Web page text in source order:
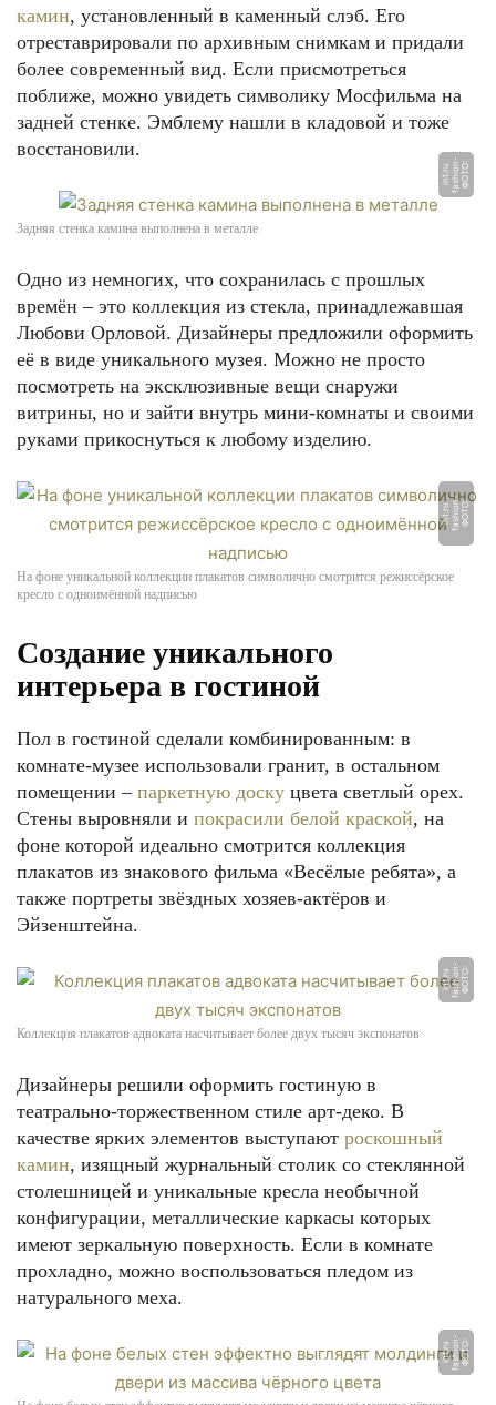
камин, установленный в каменный слэб. Его
отреставрировали по архивным снимкам и придали
более современный вид. Если присмотреться
поближе, можно увидеть символику Мосфильма на
задней стенке. Эмблему нашли в кладовой и тоже
восстановили.
Ф
О
Т
О:
f
a
s
hi
o
n
-i
n
t.
r
u
Задняя стенка камина выполнена в металле
Одно из немногих, что сохранилась с прошлых
времён – это коллекция из стекла, принадлежавшая
Любови Орловой. Дизайнеры предложили оформить
её в виде уникального музея. Можно не просто
посмотреть на эксклюзивные вещи снаружи
витрины, но и зайти внутрь мини-комнаты и своими
руками прикоснуться к любому изделию.
Ф
О
Т
О:
f
a
s
hi
o
n
-i
n
t.
r
u
На фоне уникальной коллекции плакатов символично смотрится режиссёрское
кресло с одноимённой надписью
Создание уникального
интерьера в гостиной
Пол в гостиной сделали комбинированным: в
комнате-музее использовали гранит, в остальном
помещении – паркетную доску цвета светлый орех.
Стены выровняли и покрасили белой краской, на
фоне которой идеально смотрится коллекция
плакатов из знакового фильма «Весёлые ребята», а
также портреты звёздных хозяев-актёров и
Эйзенштейна.
Ф
О
Т
О:
f
a
s
hi
o
n
-i
n
t.
r
u
Коллекция плакатов адвоката насчитывает более двух тысяч экспонатов
Дизайнеры решили оформить гостиную в
театрально-торжественном стиле арт-деко. В
качестве ярких элементов выступают роскошный
камин, изящный журнальный столик со стеклянной
столешницей и уникальные кресла необычной
конфигурации, металлические каркасы которых
имеют зеркальную поверхность. Если в комнате
прохладно, можно воспользоваться пледом из
натурального меха.
Ф
О
Т
О:
f
a
s
hi
o
n
-i
n
t.
r
u